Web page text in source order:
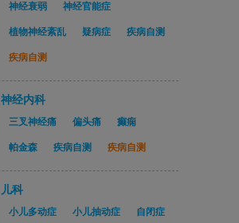
神经衰弱 神经官能症
植物神经紊乱 疑病症 疾病自测
疾病自测
神经内科
三叉神经痛 偏头痛 癫痫
帕金森 疾病自测 疾病自测
儿科
小儿多动症 小儿抽动症 自闭症